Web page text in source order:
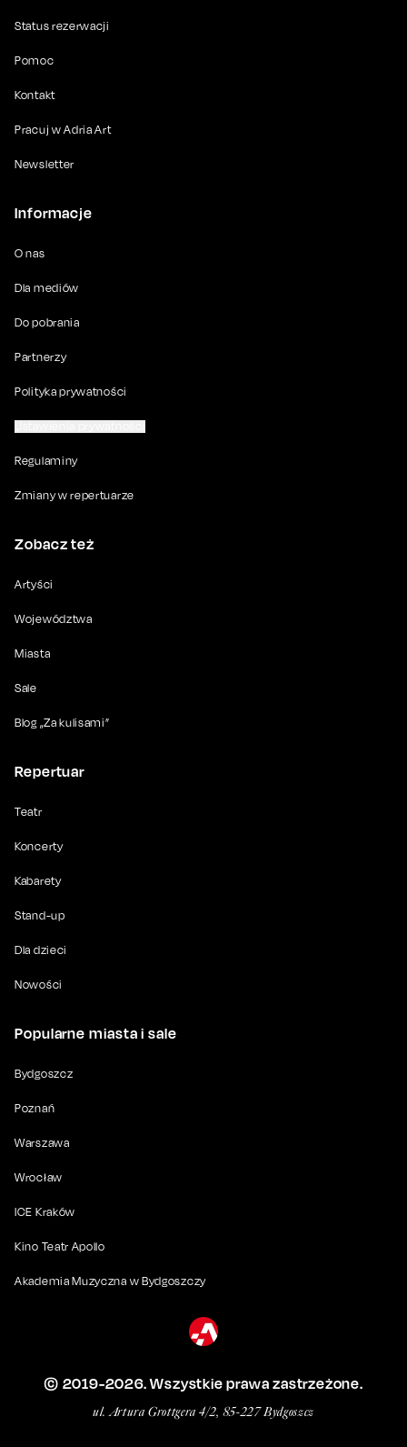
Status rezerwacji
Pomoc
Kontakt
Pracuj w Adria Art
Newsletter
Informacje
O nas
Dla mediów
Do pobrania
Partnerzy
Polityka prywatności
Regulaminy
Zmiany w repertuarze
Zobacz też
Artyści
Województwa
Miasta
Sale
Blog „Za kulisami”
Repertuar
Teatr
Koncerty
Kabarety
Stand-up
Dla dzieci
Nowości
Popularne miasta i sale
Bydgoszcz
Poznań
Warszawa
Wrocław
ICE Kraków
Kino Teatr Apollo
Akademia Muzyczna w Bydgoszczy
© 2019-2026. Wszystkie prawa zastrzeżone.
ul. Artura Grottgera 4/2, 85-227 Bydgoszcz